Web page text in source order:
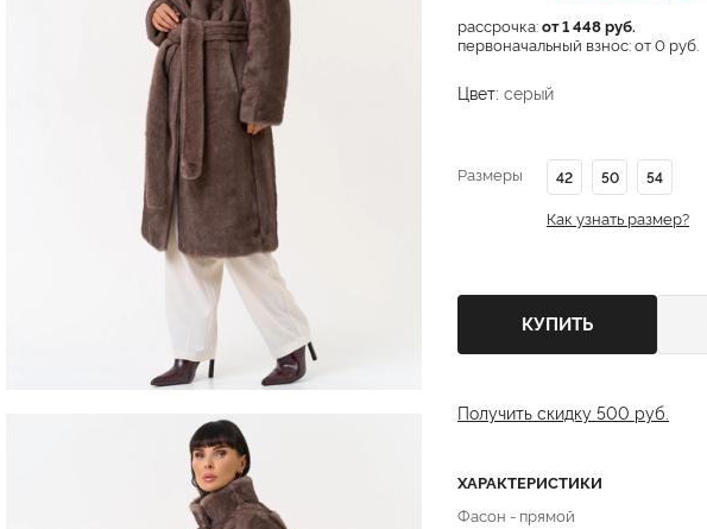
рассрочка:от 1 448 руб.
первоначальный взнос: от 0 руб.
Цвет: серый
Размеры 42 50 54
Как узнать размер?
КУПИТЬ
Получить скидку 500 руб.
ХАРАКТЕРИСТИКИ
Фасон - прямой